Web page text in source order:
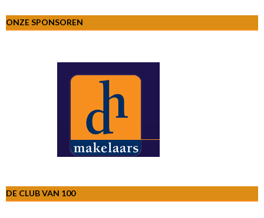
ONZE SPONSOREN
DE CLUB VAN 100